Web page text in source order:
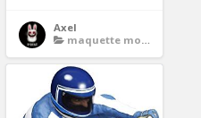
Axel
maquette moto gp